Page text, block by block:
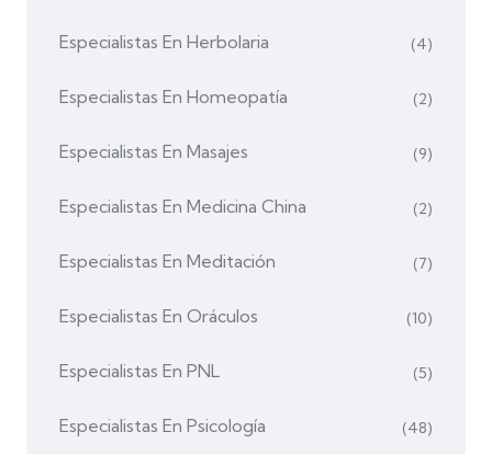
Especialistas En Herbolaria (4)
Especialistas En Homeopatía (2)
Especialistas En Masajes (9)
Especialistas En Medicina China (2)
Especialistas En Meditación (7)
Especialistas En Oráculos (10)
Especialistas En PNL (5)
Especialistas En Psicología (48)